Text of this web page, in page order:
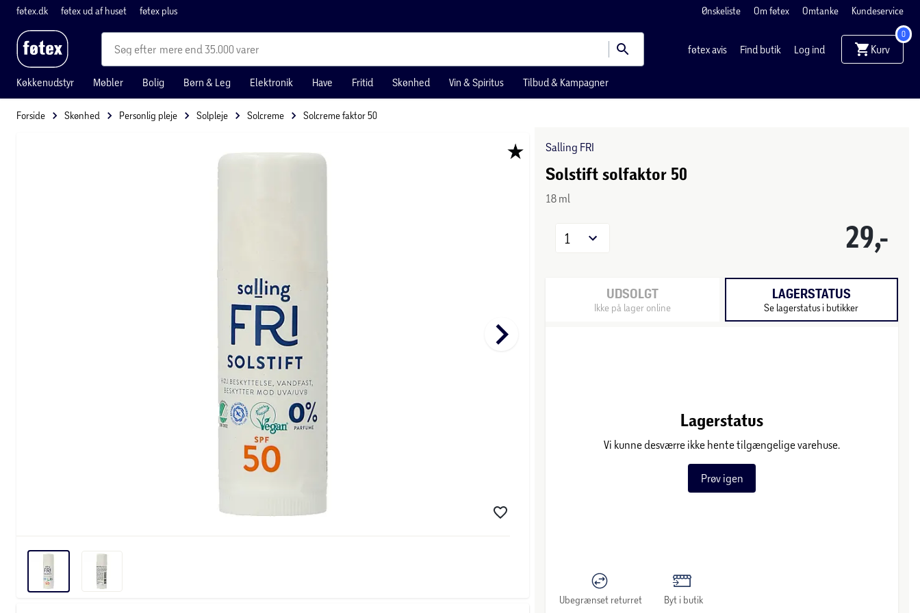
føtex.dk føtex ud af huset føtex plus Ønskeliste Om føtex Omtanke Kundeservice
mere end 35.000 varer føtex avis Find butik Log ind Kurv
0
Køkkenudstyr Møbler Bolig Børn & Leg Elektronik Have Fritid Skønhed Vin & Spiritus Tilbud & Kampagner
Forside Skønhed Personlig pleje Solpleje Solcreme Solcreme faktor 50
keyboard_arrow_right
Salling FRI
Solstift solfaktor 50
18 ml
29,-
1
UDSOLGT
Ikke på lager online
LAGERSTATUS
Se lagerstatus i butikker
Lagerstatus
Vi kunne desværre ikke hente tilgængelige varehuse.
Prøv igen
Ubegrænset returret Byt i butik